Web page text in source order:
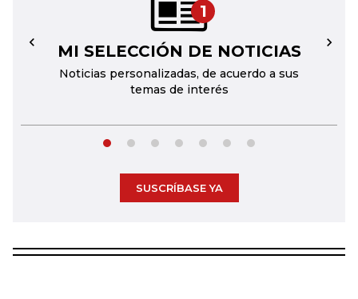
1
MI SELECCIÓN DE NOTICIAS
Noticias personalizadas, de acuerdo a sus
temas de interés
← →
SUSCRÍBASE YA